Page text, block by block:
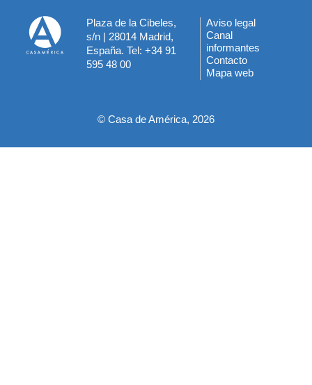
Plaza de la Cibeles,
s/n | 28014 Madrid,
España. Tel: +34 91
595 48 00
Menú
del
pie
Aviso legal
Canal
informantes
Contacto
Mapa web
© Casa de América, 2026